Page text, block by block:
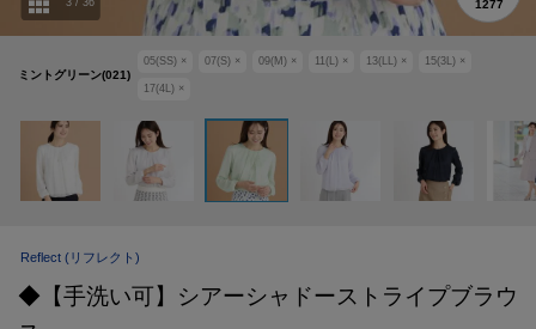
ミントグリーン(021)
05(SS) × 07(S) × 09(M) × 11(L) × 13(LL) × 15(3L) ×
17(4L) ×
3 / 36 1277
Reflect (リフレクト)
◆【手洗い可】シアーシャドーストライプブラウ